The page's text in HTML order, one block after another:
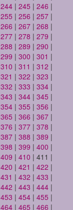
244 | 245 | 246 |
255 | 256 | 257 |
266 | 267 | 268 |
277 | 278 | 279 |
288 | 289 | 290 |
299 | 300 | 301 |
310 | 311 | 312 |
321 | 322 | 323 |
332 | 333 | 334 |
343 | 344 | 345 |
354 | 355 | 356 |
365 | 366 | 367 |
376 | 377 | 378 |
387 | 388 | 389 |
398 | 399 | 400 |
409 | 410 | 411 |
420 | 421 | 422 |
431 | 432 | 433 |
442 | 443 | 444 |
453 | 454 | 455 |
464 | 465 | 466 |